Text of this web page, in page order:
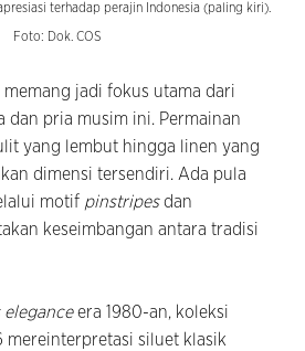
terhadap perajin Indonesia (paling kiri).
Foto: Dok. COS
jadi fokus utama dari
dan pria musim ini. Permainan
yang lembut hingga linen yang
dimensi tersendiri. Ada pula
motif pinstripesdan
keseimbangan antara tradisi
era 1980-an, koleksi
siluet klasik